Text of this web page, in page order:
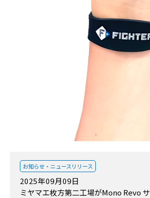
2025年09月09日
お知らせ・ ニュースリリース
ミヤマエ枚方第二工場がMono Revo